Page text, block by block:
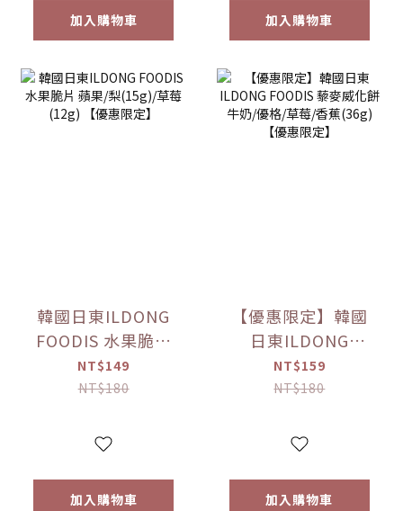
加入購物車 加入購物車
韓國日東ILDONG
FOODIS 水果脆片
蘋果/梨(15g)/草莓
(12g) 【優惠限定】
NT$149
NT$180
加入購物車
【優惠限定】韓國
日東ILDONG
FOODIS 藜麥威化
餅 牛奶/優格/草莓/
定】
NT$159
NT$180
加入購物車